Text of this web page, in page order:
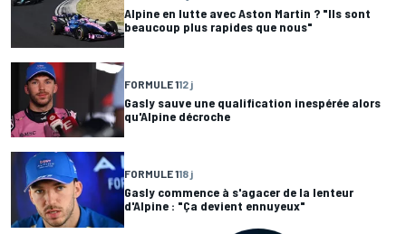
Alpine en lutte avec Aston Martin ? "Ils sont
beaucoup plus rapides que nous"
FORMULE 112 j
Gasly sauve une qualification inespérée alors
qu'Alpine décroche
FORMULE 118 j
Gasly commence à s'agacer de la lenteur
d'Alpine : "Ça devient ennuyeux"